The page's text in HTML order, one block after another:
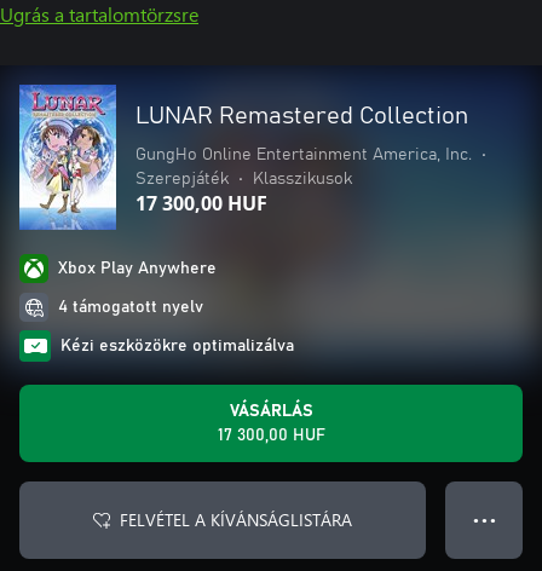
Ugrás a tartalomtörzsre
LUNAR Remastered Collection
GungHo Online Entertainment America, Inc.
•
Szerepjáték
• Klasszikusok
17 300,00 HUF
Xbox Play Anywhere
4 támogatott nyelv
Kézi eszközökre optimalizálva
VÁSÁRLÁS
17 300,00 HUF
FELVÉTEL A KÍVÁNSÁGLISTÁRA ● ● ●